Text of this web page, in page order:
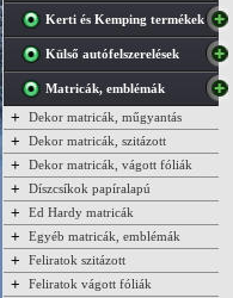
Kerti és Kemping termékek
Külső autófelszerelések
Matricák, emblémák
+ Dekor matricák, műgyantás
+ Dekor matricák, szitázott
+ Dekor matricák, vágott fóliák
+ Díszcsíkok papíralapú
+ Ed Hardy matricák
+ Egyéb matricák, emblémák
+ Feliratok szitázott
+ Feliratok vágott fóliák